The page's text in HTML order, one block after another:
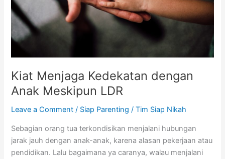
Kiat Menjaga Kedekatan dengan
Anak Meskipun LDR
Leave a Comment / Siap Parenting /Tim Siap Nikah
Sebagian orang tua terkondisikan menjalani hubungan
jarak jauh dengan anak-anak, karena alasan pekerjaan atau
pendidikan. Lalu bagaimana ya caranya, walau menjalani